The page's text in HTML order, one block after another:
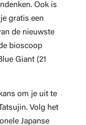
Ook is
gratis een
de nieuwste
bioscoop
Giant (21
om je uit te
Volg het
Japanse